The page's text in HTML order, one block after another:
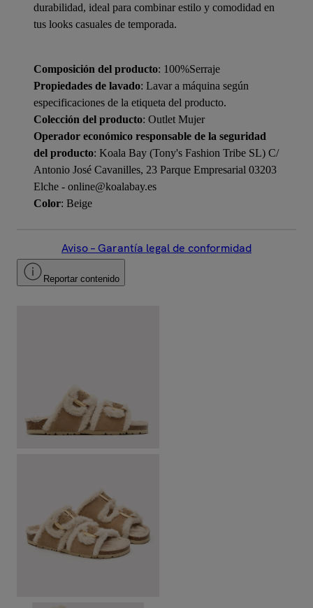
durabilidad, ideal para combinar estilo y comodidad en
tus looks casuales de temporada.
Composición del producto: 100%Serraje
Propiedades de lavado: Lavar a máquina según
especificaciones de la etiqueta del producto.
Colección del producto: Outlet Mujer
Operador económico responsable de la seguridad
del producto: Koala Bay (Tony's Fashion Tribe SL) C/
Antonio José Cavanilles, 23 Parque Empresarial 03203
Elche - online@koalabay.es
Color: Beige
Aviso – Garantía legal de conformidad
Reportar contenido